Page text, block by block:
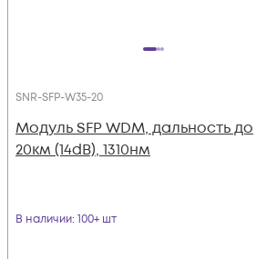
SNR-SFP-W35-20
Модуль SFP WDM, дальность до
20км (14dB), 1310нм
В наличии: 100+ шт